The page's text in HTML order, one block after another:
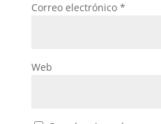
Correo electrónico *
Web